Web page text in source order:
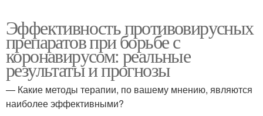
Эффективность противовирусных
препаратов при борьбе с
коронавирусом: реальные
результаты и прогнозы
— Какие методы терапии, по вашему мнению, являются
наиболее эффективными?